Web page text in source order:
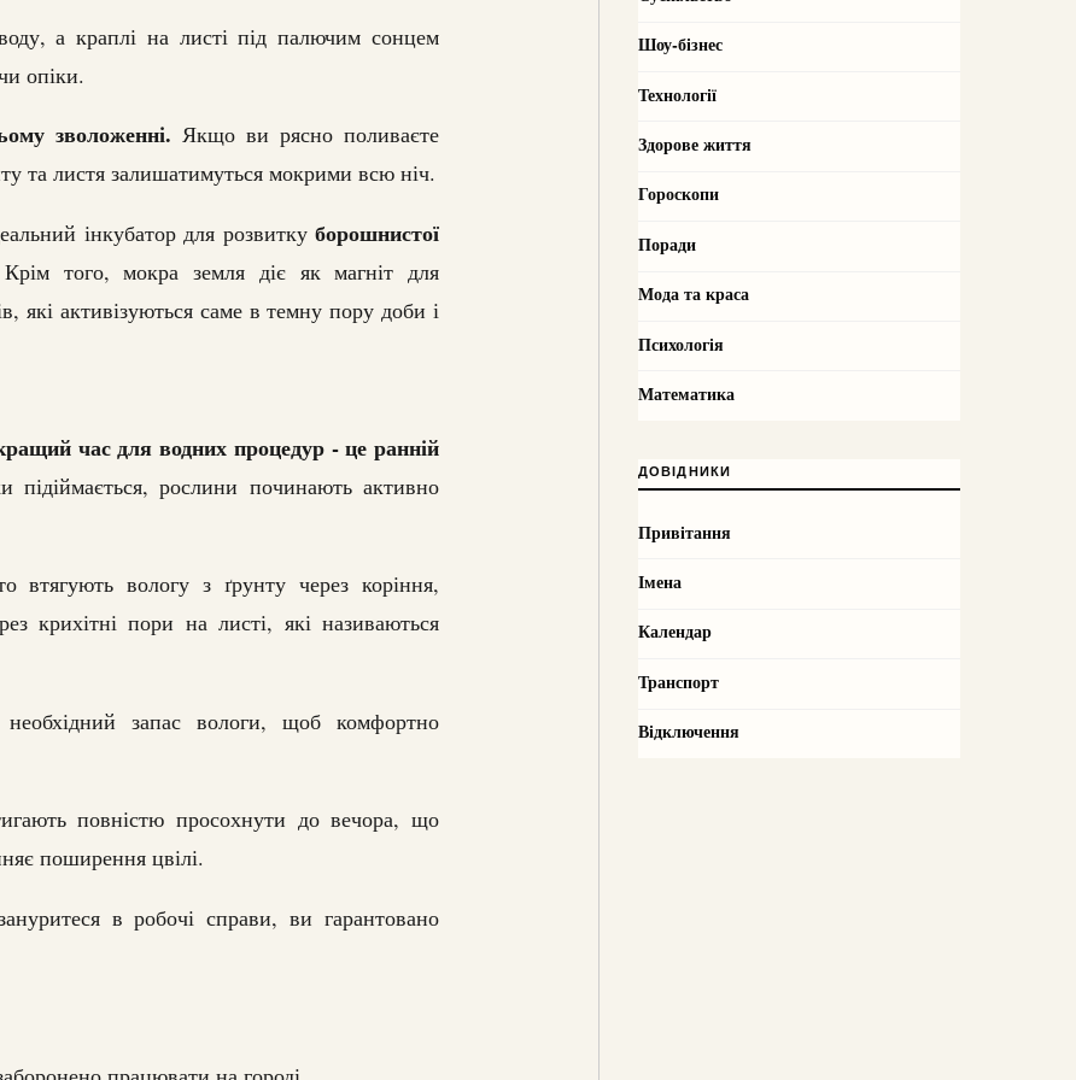
а краплі на листі під палючим сонцем
опіки.
зволоженні. Якщо ви рясно поливаєте
та листя залишатимуться мокрими всю ніч.
інкубатор для розвитку борошнистої
Крім того, мокра земля діє як магніт для
які активізуються саме в темну пору доби і
час для водних процедур - це ранній
підіймається, рослини починають активно
втягують вологу з ґрунту через коріння,
крихітні пори на листі, які називаються
запас вологи, щоб комфортно
повністю просохнути до вечора, що
поширення цвілі.
в робочі справи, ви гарантовано
Шоу-бізнес
Технології
Здорове життя
Гороскопи
Поради
Мода та краса
Психологія
Математика
ДОВІДНИКИ
Привітання
Імена
Календар
Транспорт
Відключення